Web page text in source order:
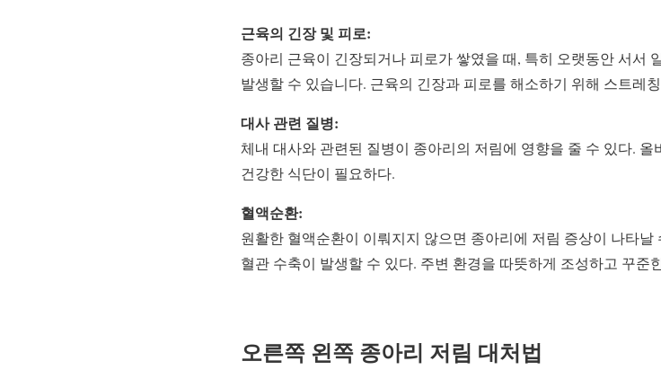
근육의 긴장 및 피로:
종아리 근육이 긴장되거나 피로가 쌓였을 때, 특히 오랫동안 서서
발생할 수 있습니다. 근육의 긴장과 피로를 해소하기 위해 스트레
대사 관련 질병:
체내 대사와 관련된 질병이 종아리의 저림에 영향을 줄 수 있다.
건강한 식단이 필요하다.
혈액순환:
원활한 혈액순환이 이뤄지지 않으면 종아리에 저림 증상이 나타
혈관 수축이 발생할 수 있다. 주변 환경을 따뜻하게 조성하고 꾸준
오른쪽 왼쪽 종아리 저림 대처법